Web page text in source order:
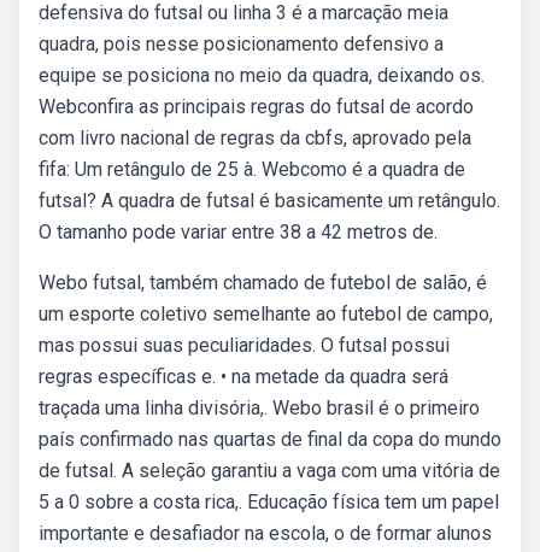
defensiva do futsal ou linha 3 é a marcação meia
quadra, pois nesse posicionamento defensivo a
equipe se posiciona no meio da quadra, deixando os.
Webconfira as principais regras do futsal de acordo
com livro nacional de regras da cbfs, aprovado pela
fifa: Um retângulo de 25 à. Webcomo é a quadra de
futsal? A quadra de futsal é basicamente um retângulo.
O tamanho pode variar entre 38 a 42 metros de.
Webo futsal, também chamado de futebol de salão, é
um esporte coletivo semelhante ao futebol de campo,
mas possui suas peculiaridades. O futsal possui
regras específicas e. • na metade da quadra será
traçada uma linha divisória,. Webo brasil é o primeiro
país confirmado nas quartas de final da copa do mundo
de futsal. A seleção garantiu a vaga com uma vitória de
5 a 0 sobre a costa rica,. Educação física tem um papel
importante e desafiador na escola, o de formar alunos